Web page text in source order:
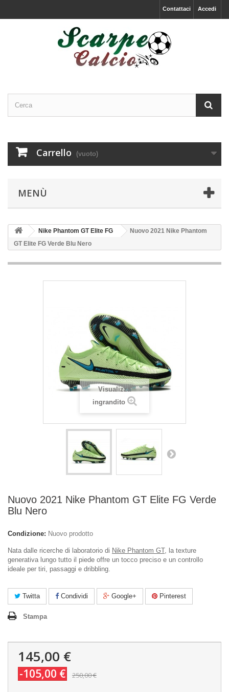
Accedi
Contattaci
Carrello (vuoto)
MENÙ
Nike Phantom GT Elite FG
Nuovo 2021 Nike Phantom
GT Elite FG Verde Blu Nero
Visualizza
ingrandito
Nuovo 2021 Nike Phantom GT Elite FG Verde
Blu Nero
Condizione: Nuovo prodotto
Nata dalle ricerche di laboratorio di Nike Phantom GT, la texture
generativa lungo tutto il piede offre un tocco preciso e un controllo
ideale per tiri, passaggi e dribbling.
Twitta Condividi Google+ Pinterest
Stampa
145,00 €
-105,00 € 250,00 €